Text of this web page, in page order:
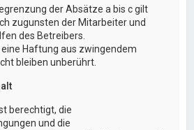
der Absätze a bis c gilt
zugunsten der Mitarbeiter und
des Betreibers.
Haftung aus zwingendem
bleiben unberührt.
berechtigt, die
und die